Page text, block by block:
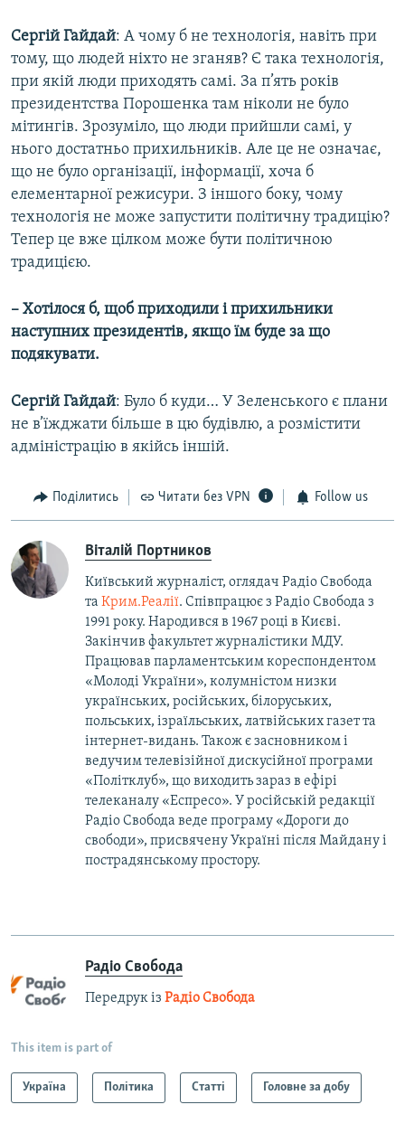
Сергій Гайдай: А чому б не технологія, навіть при
тому, що людей ніхто не зганяв? Є така технологія,
при якій люди приходять самі. За п’ять років
президентства Порошенка там ніколи не було
мітингів. Зрозуміло, що люди прийшли самі, у
нього достатньо прихильників. Але це не означає,
що не було організації, інформації, хоча б
елементарної режисури. З іншого боку, чому
технологія не може запустити політичну традицію?
Тепер це вже цілком може бути політичною
традицією.
– Хотілося б, щоб приходили і прихильники
наступних президентів, якщо їм буде за що
подякувати.
Сергій Гайдай: Було б куди… У Зеленського є плани
не в’їжджати більше в цю будівлю, а розмістити
адміністрацію в якійсь іншій.
Поділитись Читати без VPN Follow us
Віталій Портников
Київський журналіст, оглядач Радіо Свобода
та Крим.Реалії. Співпрацює з Радіо Свобода з
1991 року. Народився в 1967 році в Києві.
Закінчив факультет журналістики МДУ.
Працював парламентським кореспондентом
«Молоді України», колумністом низки
українських, російських, білоруських,
польських, ізраїльських, латвійських газет та
інтернет-видань. Також є засновником і
ведучим телевізійної дискусійної програми
«Політклуб», що виходить зараз в ефірі
телеканалу «Еспресо». У російській редакції
Радіо Свобода веде програму «Дороги до
свободи», присвячену Україні після Майдану і
пострадянському простору.
Радіо Свобода
Передрук із Радіо Свобода
This item is part of
Україна Політика Статті Головне за добу